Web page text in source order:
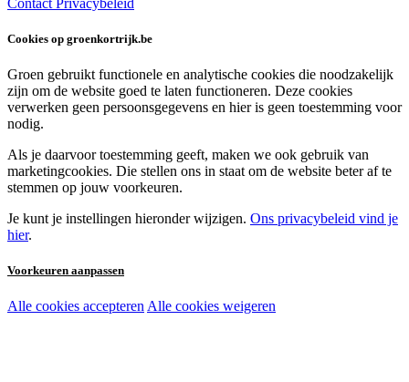
Cookies op groenkortrijk.be
Groen gebruikt functionele en analytische cookies die noodzakelijk
zijn om de website goed te laten functioneren. Deze cookies
verwerken geen persoonsgegevens en hier is geen toestemming voor
nodig.
Als je daarvoor toestemming geeft, maken we ook gebruik van
marketingcookies. Die stellen ons in staat om de website beter af te
stemmen op jouw voorkeuren.
Je kunt je instellingen hieronder wijzigen. Ons privacybeleid vind je
hier.
Voorkeuren aanpassen
Noodzakelijke cookies:
Alle cookies accepteren Alle cookies weigeren